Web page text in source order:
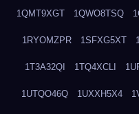
1QMT9XGT 1QWO8TSQ
1RYOMZPR 1SFXG5XT
1T3A32QI 1TQ4XCLI
1UTQO46Q 1UXXH5X4